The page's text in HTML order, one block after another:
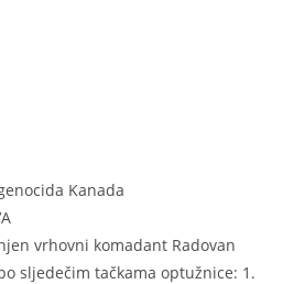
Kanada
vrhovni komadant Radovan
sljedečim tačkama optužnice: 1.